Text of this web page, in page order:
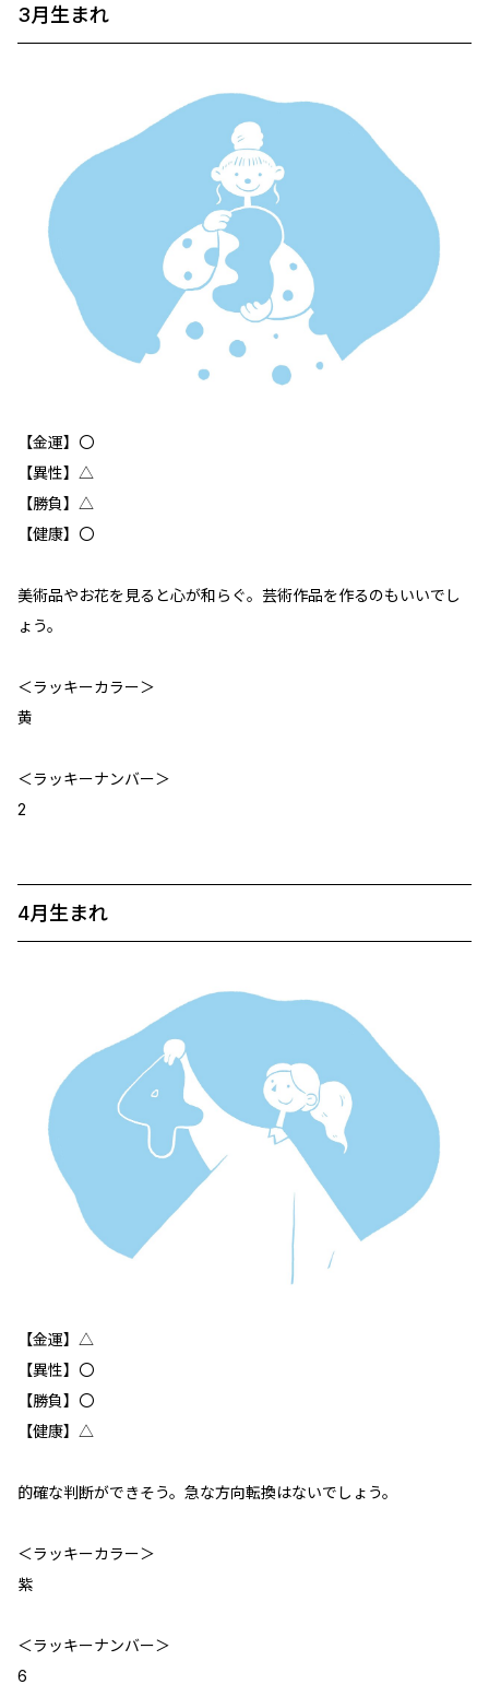
3月生まれ
【金運】〇
【異性】△
【勝負】△
【健康】〇
美術品やお花を見ると心が和らぐ。芸術作品を作るのもいいでし
ょう。
＜ラッキーカラー＞
黄
＜ラッキーナンバー＞
2
4月生まれ
【金運】△
【異性】〇
【勝負】〇
【健康】△
的確な判断ができそう。急な方向転換はないでしょう。
＜ラッキーカラー＞
紫
＜ラッキーナンバー＞
6